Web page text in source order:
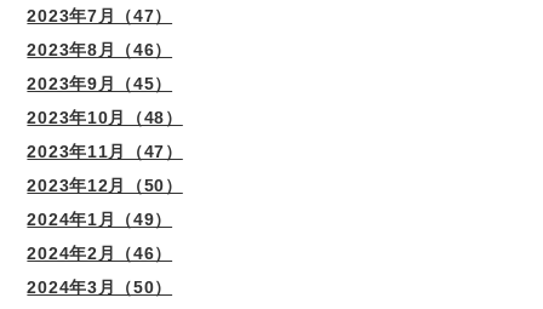
2023年7月（47）
2023年8月（46）
2023年9月（45）
2023年10月（48）
2023年11月（47）
2023年12月（50）
2024年1月（49）
2024年2月（46）
2024年3月（50）